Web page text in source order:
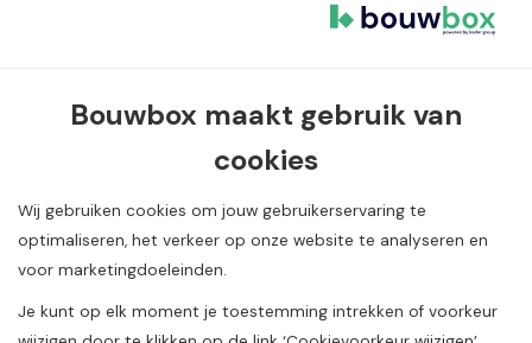
Van Dijklaan 5, 5581 WG Waalre
info@bouwbox.nl
Bouwbox maakt gebruik van
cookies
Wij gebruiken cookies om jouw gebruikerservaring te
optimaliseren, het verkeer op onze website te analyseren en
voor marketingdoeleinden.
Je kunt op elk moment je toestemming intrekken of voorkeur